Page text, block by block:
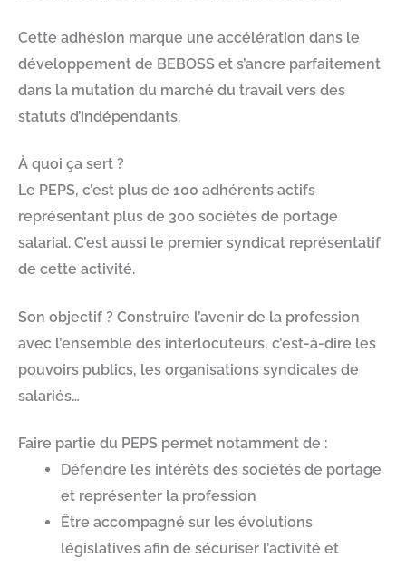
Cette adhésion marque une accélération dans le
développement de BEBOSS et s’ancre parfaitement
dans la mutation du marché du travail vers des
statuts d’indépendants.
À quoi ça sert ?
Le PEPS, c’est plus de 100 adhérents actifs
représentant plus de 300 sociétés de portage
salarial. C’est aussi le premier syndicat représentatif
de cette activité.
Son objectif ? Construire l’avenir de la profession
avec l’ensemble des interlocuteurs, c’est-à-dire les
pouvoirs publics, les organisations syndicales de
salariés…
Faire partie du PEPS permet notamment de :
Défendre lesintérêts des sociétés de portage
et représenter la profession
Être accompagné sur les évolutions
législativesafin de sécuriser l’activité et